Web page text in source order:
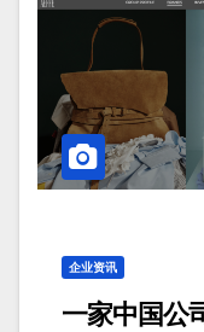
企业资讯
一家中国公